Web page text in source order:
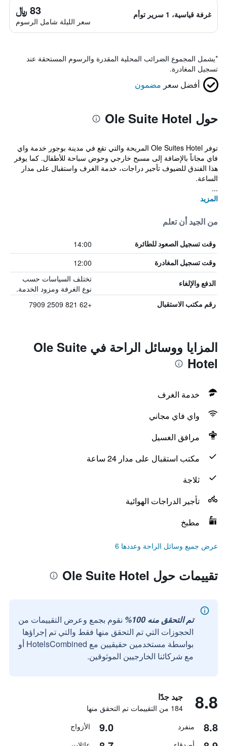
غرفة قياسية، 1 سرير توأم 83 ﷼
سعر الليلة شامل الرسوم
*يشمل المجموع الضرائب المحلية المقدرة والرسوم المستحقة عند
تسجيل المغادرة.
أفضل سعر مضمون
حول Ole Suite Hotel
توفر Ole Suites Hotel المريحة والتي تقع في مدينة بوجور خدمة واي
فاي مجاناً بالإضافة إلى مسبح خارجي وحوض سباحة للأطفال. كما يوفر
هذا الفندق للضيوف تأجير دراجات، خدمة الغرف واستقبال على مدار
الساعة.
...
المزيد
من الجيد أن تعلم
وقت تسجيل الصعود للطائرة 14:00
وقت تسجيل المغادرة 12:00
الدفع والإلغاء
تختلف السياسات حسب
نوع الغرفة ومزود الخدمة.
رقم مكتب الاستقبال +62 821 2509 7909
المزايا ووسائل الراحة في Ole Suite
Hotel
خدمة الغرف
واي فاي مجاني
مرافق الغسيل
مكتب استقبال على مدار 24 ساعة
ثلاجة
تأجير الدراجات الهوائية
مطبخ
عرض جميع وسائل الراحة وعددها 6
تقييمات حول Ole Suite Hotel
تم التحقق منه 100%
نقوم بجمع وعرض التقييمات من
الحجوزات التي تم التحقق منها فقط والتي تم إجراؤها
بواسطة مستخدمين حقيقيين مع HotelsCombined أو
مع شركائنا الخارجيين الموثوقين.
8.8 جيد جدًا
184 من التقييمات تم التحقق منها
8.8 منفرد 9.0 الأزواج